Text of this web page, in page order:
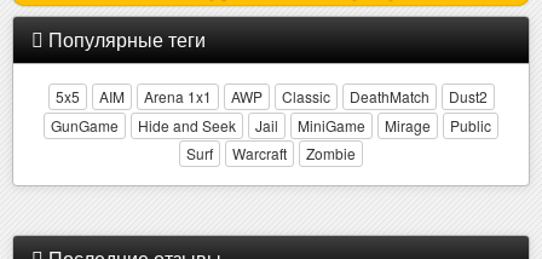
Популярные теги
5x5 AIM Arena 1x1 AWP Classic DeathMatch
Dust2
GunGame
Hide and Seek Jail MiniGame Mirage
Public
Surf
Warcraft Zombie